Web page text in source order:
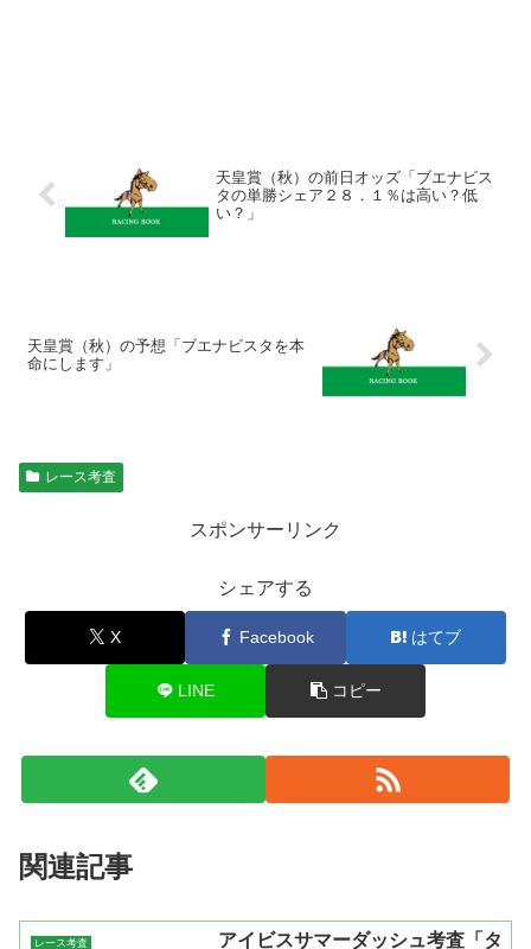
天皇賞（秋）の前日オッズ「ブエナビス
タの単勝シェア２８．１％は高い？低
い？」
天皇賞（秋）の予想「ブエナビスタを本
命にします」
レース考査
スポンサーリンク
シェアする
X Facebook はてブ
LINE コピー
関連記事
レース考査
アイビスサマーダッシュ考査「タ